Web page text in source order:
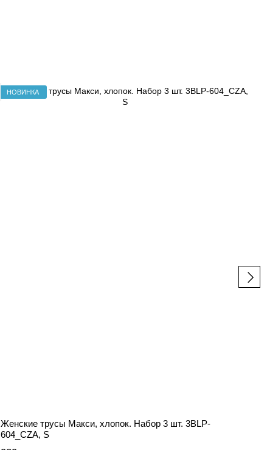
НОВИНКА
Женские трусы Макси, хлопок. Набор 3 шт. 3BLP-
604_CZA, S